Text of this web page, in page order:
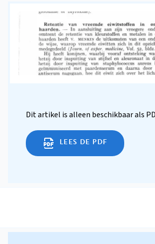
Dit artikel is alleen beschikbaar als
LEES DE PDF